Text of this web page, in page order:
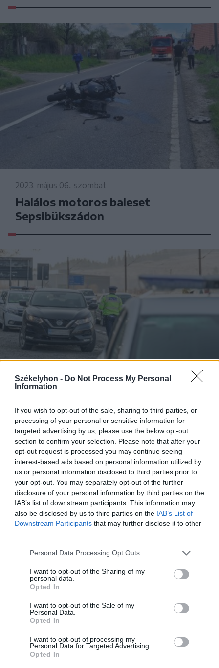
Székelyhon - Do Not Process My Personal
Information
If you wish to opt-out of the sale, sharing to third parties, or
processing of your personal or sensitive information for
targeted advertising by us, please use the below opt-out
section to confirm your selection. Please note that after your
opt-out request is processed you may continue seeing
interest-based ads based on personal information utilized by
us or personal information disclosed to third parties prior to
your opt-out. You may separately opt-out of the further
disclosure of your personal information by third parties on the
IAB’s list of downstream participants. This information may
also be disclosed by us to third parties on the IAB’s List of
Downstream Participants that may further disclose it to other
Personal Data Processing Opt Outs
I want to opt-out of the Sharing of my
personal data.
Opted In
I want to opt-out of the Sale of my
Personal Data.
Opted In
I want to opt-out of processing my
Personal Data for Targeted Advertising.
Opted In
2023. május 06., szombat
Halálos motoros baleset
Sepsibükszádon
2023. május 06., szombat
Sietős volt a péntek délután:
csak néhány órára álltak ki a
rendőrök, mégis sokan radarba
futottak